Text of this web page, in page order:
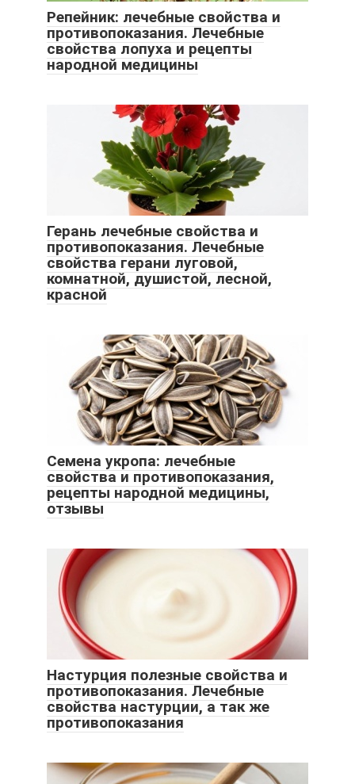
Репейник: лечебные свойства и
противопоказания. Лечебные
свойства лопуха и рецепты
народной медицины
Герань лечебные свойства и
противопоказания. Лечебные
свойства герани луговой,
комнатной, душистой, лесной,
красной
Семена укропа: лечебные
свойства и противопоказания,
рецепты народной медицины,
отзывы
Настурция полезные свойства и
противопоказания. Лечебные
свойства настурции, а так же
противопоказания